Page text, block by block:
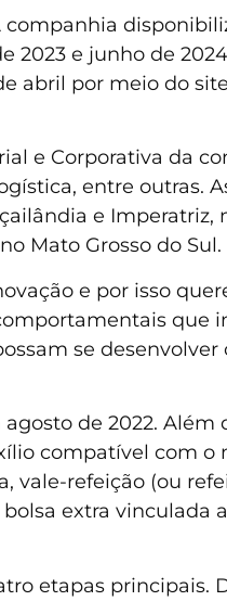
e junho de
abril por meio do site
e Corporativa da
entre outras.
e Imperatriz,
Mato Grosso do Sul.
e por isso
que
se desenvolver
de 2022.
compatível com o
vale-refeição (ou
extra vinculada
etapas principais.